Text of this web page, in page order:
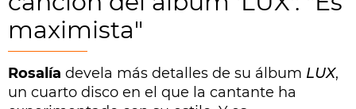
maximista"
Rosalía devela más detalles de su álbum LUX,
un cuarto disco en el que la cantante ha